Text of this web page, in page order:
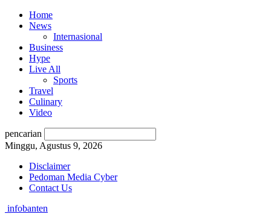
Home
News
Internasional
Business
Hype
Live All
Sports
Travel
Culinary
Video
pencarian
Minggu, Agustus 9, 2026
Disclaimer
Pedoman Media Cyber
Contact Us
infobanten